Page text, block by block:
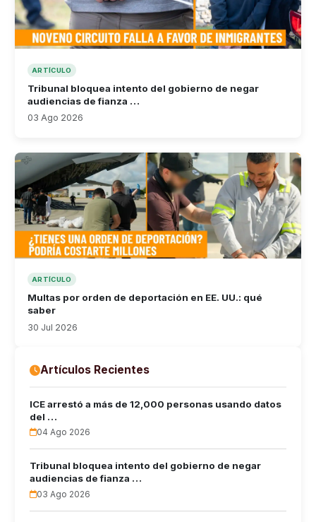
ARTÍCULO
Tribunal bloquea intento del gobierno de negar
audiencias de fianza …
03 Ago 2026
ARTÍCULO
Multas por orden de deportación en EE. UU.: qué
saber
30 Jul 2026
Artículos Recientes
ICE arrestó a más de 12,000 personas usando datos
del …
04 Ago 2026
Tribunal bloquea intento del gobierno de negar
audiencias de fianza …
03 Ago 2026